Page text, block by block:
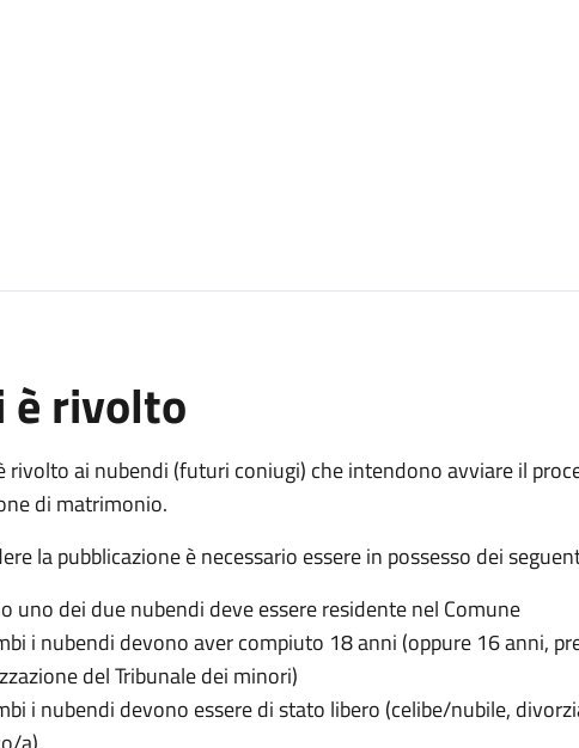
è rivolto
rivolto ai nubendi (futuri coniugi) che intendono avviare il
di matrimonio.
la pubblicazione è necessario essere in possesso dei
uno dei due nubendi deve essere residente nel Comune
i nubendi devono aver compiuto 18 anni (oppure 16 anni,
del Tribunale dei minori)
i nubendi devono essere di stato libero (celibe/nubile,